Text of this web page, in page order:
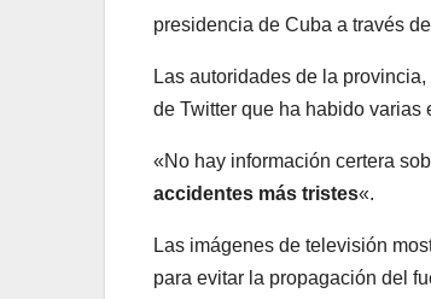
presidencia de Cuba a través
Las autoridades de la
de Twitter que ha habido varias
«No hay información certera
accidentes más tristes«.
Las imágenes de televisión
para evitar la propagación del